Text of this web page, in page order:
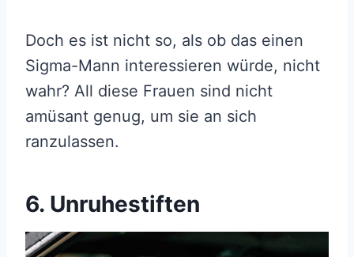
Doch es ist nicht so, als ob das einen
Sigma-Mann interessieren würde, nicht
wahr? All diese Frauen sind nicht
amüsant genug, um sie an sich
ranzulassen.
6. Unruhestiften